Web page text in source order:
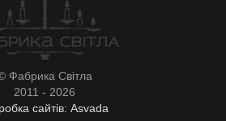
Фабрика Світла
2011 - 2026
сайтів: Asvada